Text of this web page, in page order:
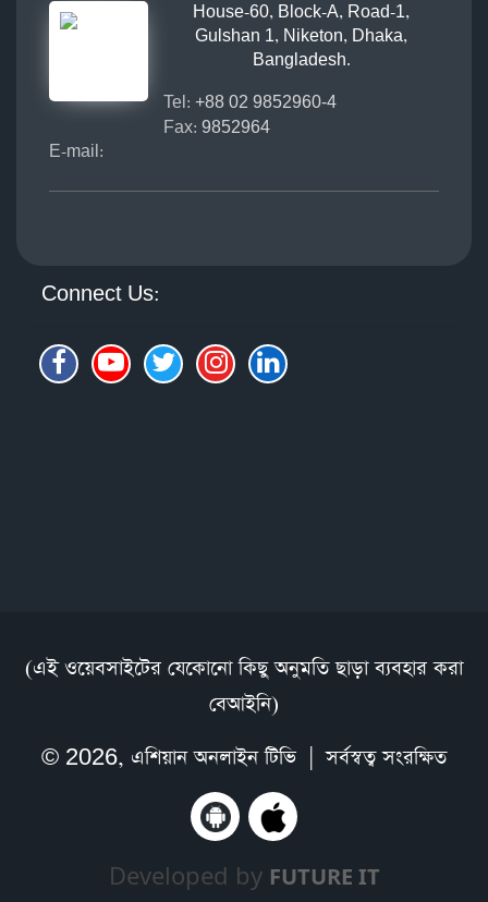
House-60, Block-A, Road-1,
Gulshan 1, Niketon, Dhaka,
Bangladesh.
Tel: +88 02 9852960-4
Fax: 9852964
E-mail:
Connect Us:
(এই ওয়েবসাইটের যেকোনো কিছু অনুমতি ছাড়া ব্যবহার করা
বেআইনি)
© 2026, এশিয়ান অনলাইন টিভি| সর্বস্বত্ব সংরক্ষিত
Developed by FUTURE IT